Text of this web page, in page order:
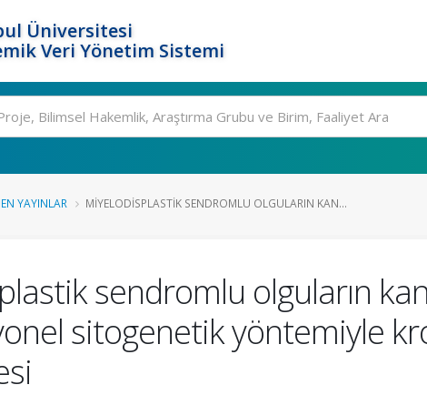
Üniversitesi
Veri Yönetim Sistemi
YAYINLAR MIYELODISPLASTIK SENDROMLU OLGULARIN KAN...
sendromlu olguların
sitogenetik yöntemiyle